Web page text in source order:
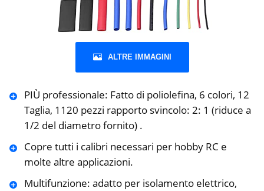
ALTRE IMMAGINI
PIÙ professionale: Fatto di poliolefina, 6 colori, 12
Taglia, 1120 pezzi rapporto svincolo: 2: 1 (riduce a
1/2 del diametro fornito) .
Copre tutti i calibri necessari per hobby RC e
molte altre applicazioni.
Multifunzione: adatto per isolamento elettrico,